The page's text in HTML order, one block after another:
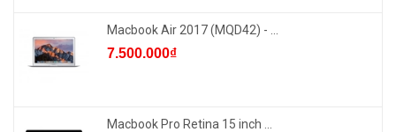
Macbook Air 2017 (MQD42) - ...
7.500.000₫
Macbook Pro Retina 15 inch ...